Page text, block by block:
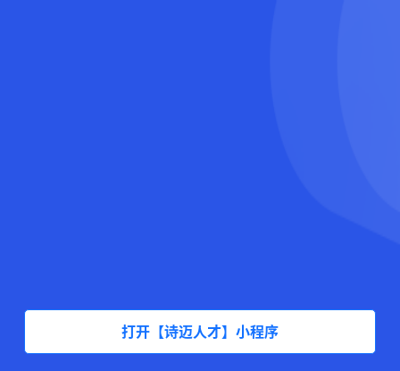
打开【诗迈人才】小程序